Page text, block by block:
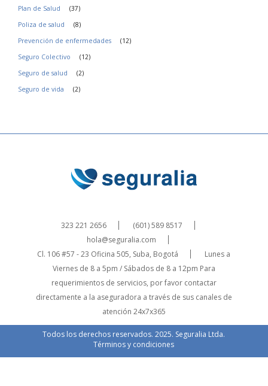
Plan de Salud
(37)
Poliza de salud
(8)
Prevención de enfermedades
(12)
Seguro Colectivo
(12)
Seguro de salud
(2)
Seguro de vida
(2)
323 221 2656
(601) 589 8517
hola@seguralia.com
Cl. 106 #57 - 23 Oficina 505, Suba, Bogotá
Lunes a
Viernes de 8 a 5pm / Sábados de 8 a 12pm Para
requerimientos de servicios, por favor contactar
directamente a la aseguradora a través de sus canales de
atención 24x7x365
Todos los derechos reservados. 2025. Seguralia Ltda.
Términos y condiciones